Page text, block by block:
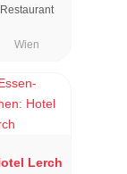
Restaurant
Wien
Lerch